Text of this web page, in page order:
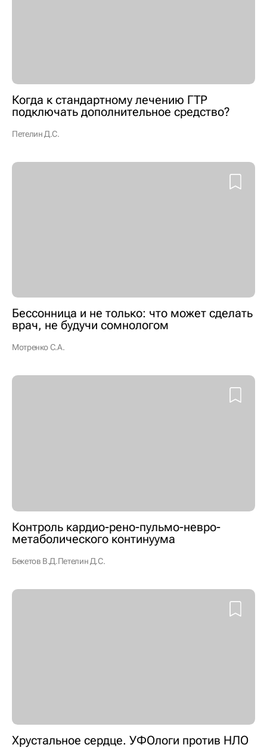
Когда к стандартному лечению ГТР
подключать дополнительное средство?
Петелин Д.С.
Бессонница и не только: что может сделать
врач, не будучи сомнологом
Мотренко С.А.
Контроль кардио-рено-пульмо-невро-
метаболического континуума
Бекетов В.Д.Петелин Д.С.
Хрустальное сердце. УФОлоги против НЛО